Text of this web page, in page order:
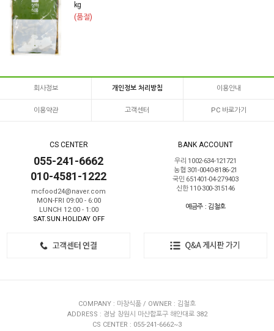
kg
(품절)
회사정보 개인정보 처리방침 이용안내
이용약관 고객센터 PC 바로가기
CS CENTER
055-241-6662
010-4581-1222
mcfood24@naver.com
MON-FRI 09:00 - 6:00
LUNCH 12:00 - 1:00
SAT.SUN.HOLIDAY OFF
BANK ACCOUNT
우리 1002-634-121721
농협 301-0040-8186-21
국민 651401-04-279403
신한 110-300-315146
예금주 : 김철호
COMPANY : 마창식품 / OWNER : 김철호
ADDRESS : 경남 창원시 마산합포구 해안대로 382
CS CENTER : 055-241-6662~3